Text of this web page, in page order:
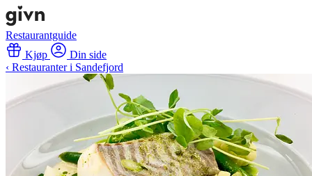
Restaurantguide
Kjøp
Din side
‹ Restauranter i Sandefjord